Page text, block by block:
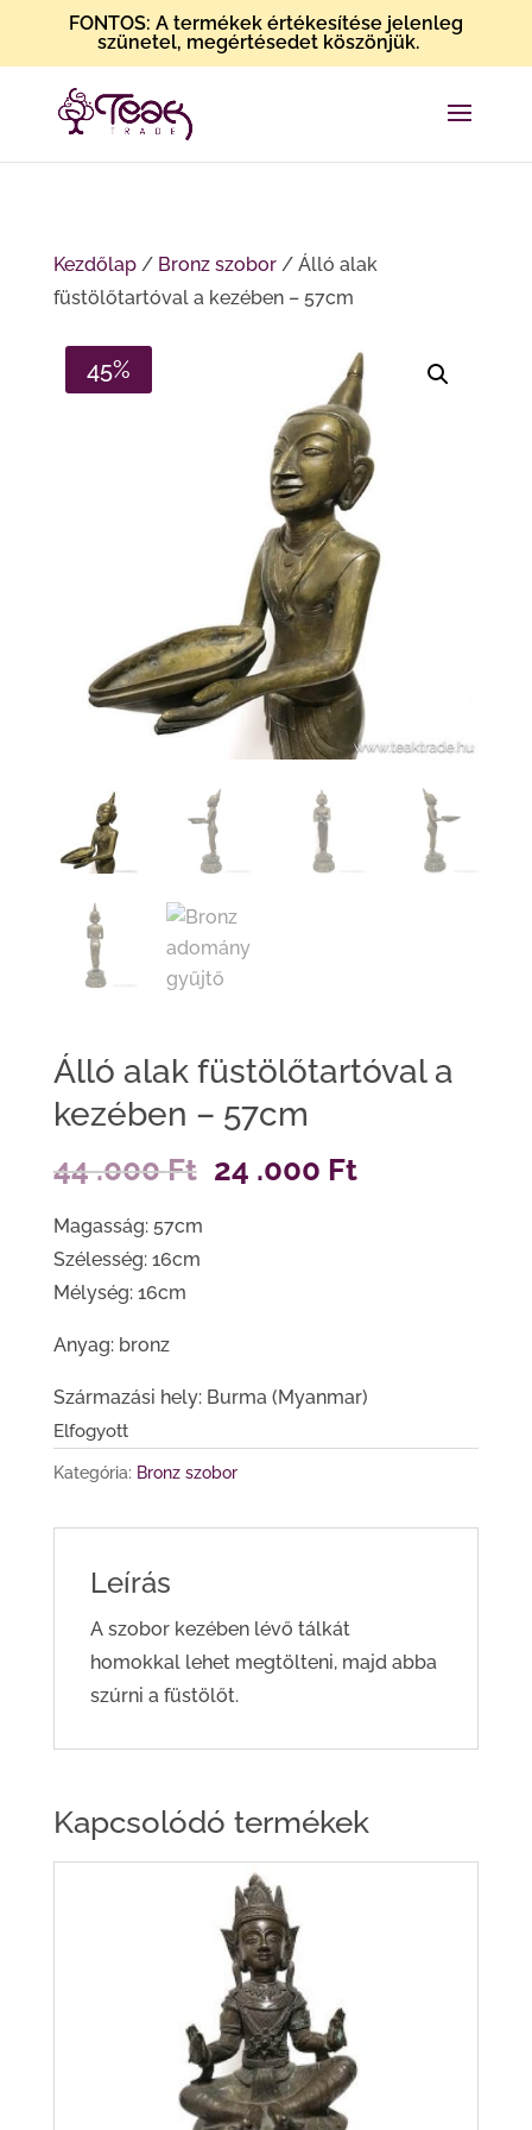
FONTOS: A termékek értékesítése jelenleg
szünetel, megértésedet köszönjük.
Kezdőlap/ Bronz szobor/ Álló alak
füstölőtartóval a kezében – 57cm
45%
Álló alak füstölőtartóval a
kezében – 57cm
44 .000Ft Original
24 .000 FtCurrent
Magasság: 57cm
Szélesség: 16cm
Mélység: 16cm
Anyag: bronz
Származási hely: Burma (Myanmar)
Elfogyott
Kategória: Bronz szobor
Leírás
A szobor kezében lévő tálkát
homokkal lehet megtölteni, majd abba
szúrni a füstölőt.
Kapcsolódó termékek